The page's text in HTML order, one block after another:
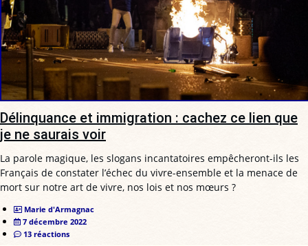
Délinquance et immigration : cachez ce lien que
je ne saurais voir
La parole magique, les slogans incantatoires empêcheront-ils les
Français de constater l’échec du vivre-ensemble et la menace de
mort sur notre art de vivre, nos lois et nos mœurs ?
Marie d'Armagnac
7 décembre 2022
13 réactions